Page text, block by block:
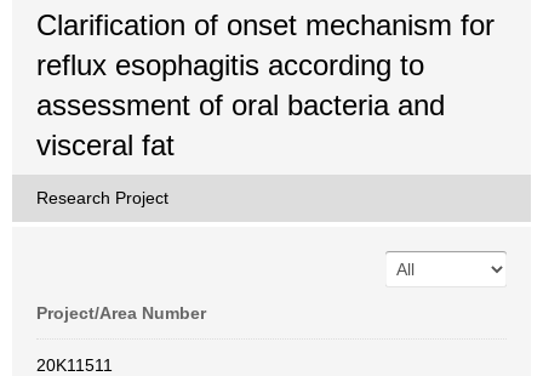
Clarification of onset mechanism for
reflux esophagitis according to
assessment of oral bacteria and
visceral fat
Research Project
Project/Area Number
20K11511